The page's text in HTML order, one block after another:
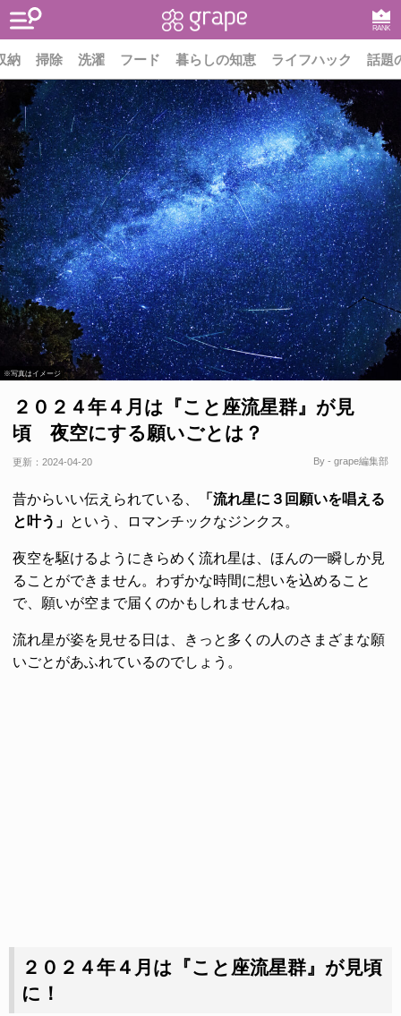
RANK
納 掃除 洗濯 フード 暮らしの知恵 ライフハック 話題
※写真はイメージ
２０２４年４月は『こと座流星群』が見
頃 夜空にする願いごとは？
更新： 2024-04-20 By - grape編集部
昔からいい伝えられている、
「流れ星に３回願いを唱える
と叶う」 という、ロマンチックなジンクス。
夜空を駆けるようにきらめく流れ星は、ほんの一瞬しか見
ることができません。わずかな時間に想いを込めること
で、願いが空まで届くのかもしれませんね。
流れ星が姿を見せる日は、きっと多くの人のさまざまな願
いごとがあふれているのでしょう。
２０２４年４月は『こと座流星群』が見頃
に！